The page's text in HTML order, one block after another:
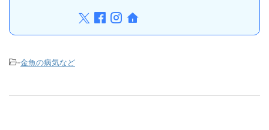
-金魚の病気など